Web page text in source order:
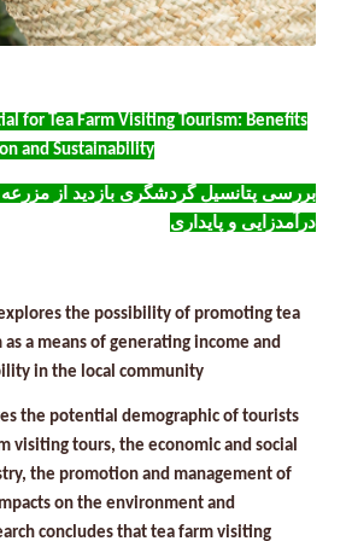
for Tea Farm Visiting Tourism: Benefits
and Sustainability
بررسی پتانسیل گردشگری بازدید از
درآمدزایی و پایداری
explores the possibility of promoting tea
a means of generating income and
in the local community
the potential demographic of tourists
visiting tours, the economic and social
the promotion and management of
on the environment and
concludes that tea farm visiting